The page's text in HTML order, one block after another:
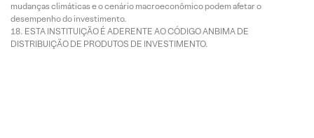
mudanças climáticas e o cenário macroeconômico podem afetar o
desempenho do investimento.
ESTA INSTITUIÇÃO É ADERENTE AO CÓDIGO ANBIMA DE
DISTRIBUIÇÃO DE PRODUTOS DE INVESTIMENTO.